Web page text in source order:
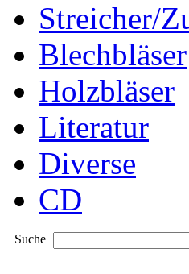
Streicher/
Blechbläser
Holzbläser
Literatur
Diverse
CD
Suche